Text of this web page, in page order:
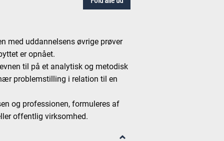
med uddannelsens øvrige prøver
er opnået.
til på et analytisk og metodisk
problemstilling i relation til en
og professionen, formuleres af
offentlig virksomhed.